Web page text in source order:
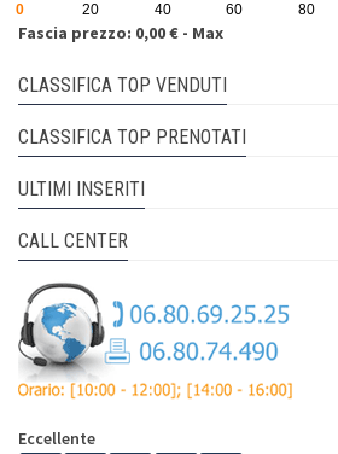
0 20 40 60 80
Fascia prezzo: 0,00 € - Max
CLASSIFICA TOP VENDUTI
CLASSIFICA TOP PRENOTATI
ULTIMI INSERITI
CALL CENTER
Eccellente